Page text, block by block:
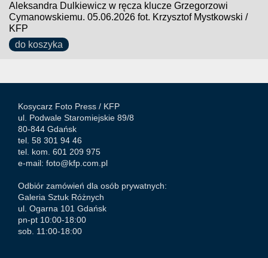
Aleksandra Dulkiewicz w ręcza klucze Grzegorzowi
Cymanowskiemu. 05.06.2026 fot. Krzysztof Mystkowski /
KFP
do koszyka
Kosycarz Foto Press / KFP
ul. Podwale Staromiejskie 89/8
80-844 Gdańsk
tel. 58 301 94 46
tel. kom. 601 209 975
e-mail: foto@kfp.com.pl
Odbiór zamówień dla osób prywatnych:
Galeria Sztuk Różnych
ul. Ogarna 101 Gdańsk
pn-pt 10:00-18:00
sob. 11:00-18:00